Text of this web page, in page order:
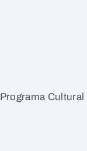
Programa Cultural